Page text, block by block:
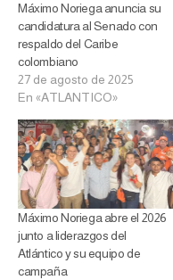
Máximo Noriega anuncia su
candidatura al Senado con
respaldo del Caribe
colombiano
27 de agosto de 2025
En «ATLANTICO»
Máximo Noriega abre el 2026
junto a liderazgos del
Atlántico y su equipo de
campaña